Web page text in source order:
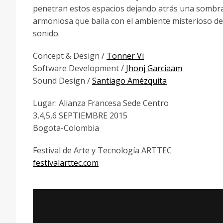
penetran estos espacios dejando atrás una
armoniosa que baila con el ambiente misterioso
sonido.
Concept & Design / Tonner Vi
Software Development / Jhonj Garciaam
Sound Design /Santiago Amézquita
Lugar: Alianza Francesa Sede Centro
3,4,5,6 SEPTIEMBRE 2015
Bogota-Colombia
Festival de Arte y Tecnología ARTTEC
festivalarttec.com